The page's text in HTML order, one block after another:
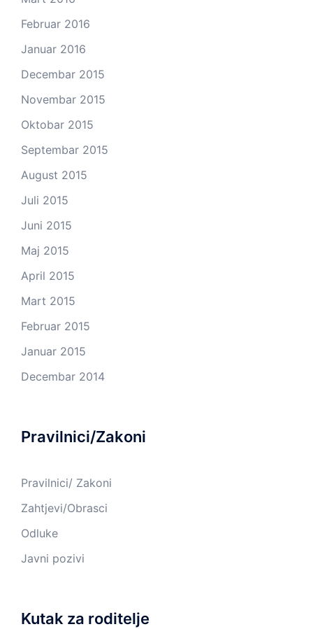
Februar 2016
Januar 2016
Decembar 2015
Novembar 2015
Oktobar 2015
Septembar 2015
August 2015
Juli 2015
Juni 2015
Maj 2015
April 2015
Mart 2015
Februar 2015
Januar 2015
Decembar 2014
Pravilnici/Zakoni
Pravilnici/ Zakoni
Zahtjevi/Obrasci
Odluke
Javni pozivi
Kutak za roditelje